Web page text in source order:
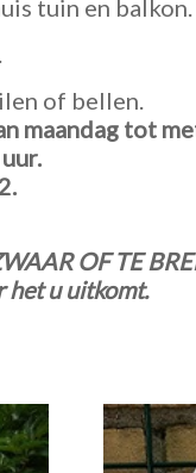
tuin en balkon.
of bellen.
maandag tot
OF TE
het u uitkomt.